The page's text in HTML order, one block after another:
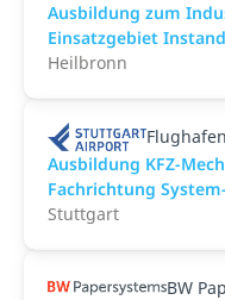
Ausbildung zum
Einsatzgebiet
Heilbronn
Ausbildung KFZ-
Fachrichtung
Stuttgart
BW